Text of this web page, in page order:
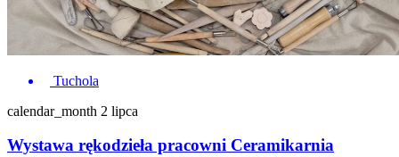
Tuchola
calendar_month 2 lipca
Wystawa rękodzieła pracowni Ceramikarnia